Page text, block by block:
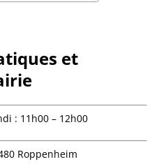
et
: 11h00 – 12h00
Roppenheim